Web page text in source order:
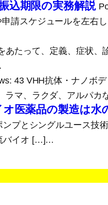
込期限の実務解説
請スケジュールを左右
たって、定義、症状
43 VHH抗体・ナノボ
ラマ、ラクダ、アルパ
医薬品の製造は水
プとシングルユース技
バイオ […]…